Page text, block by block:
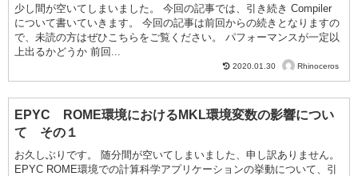
少し間が空いてしまいました。 今回の記事では、引き続き Compiler
について書いていきます。 今回の記事は前回からの続きとなりますの
で、未読の方はぜひこちらをご覧ください。 パフォーマンスが一定以
上出るかどうか 前回...
2020.01.30 Rhinoceros
EPYC ROME環境におけるMKL環境変数の影響につい
て その１
お久しぶりです。 随分間が空いてしまいました、申し訳ありません。
EPYC ROME環境での計算科学アプリケーションの挙動について、引